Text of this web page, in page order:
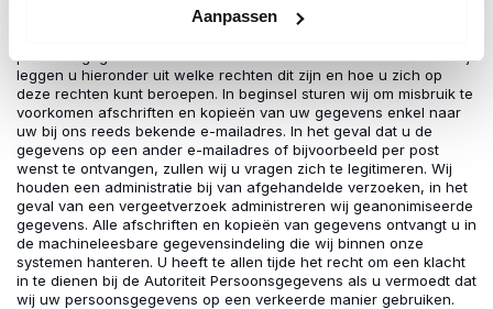
Aanpassen
Op grond van de geldende Nederlandse en Europese wetgeving
leggen u hieronder uit welke rechten dit zijn en hoe u zich op
deze rechten kunt beroepen. In beginsel sturen wij om misbruik te
voorkomen afschriften en kopieën van uw gegevens enkel naar
uw bij ons reeds bekende e-mailadres. In het geval dat u de
gegevens op een ander e-mailadres of bijvoorbeeld per post
wenst te ontvangen, zullen wij u vragen zich te legitimeren. Wij
houden een administratie bij van afgehandelde verzoeken, in het
geval van een vergeetverzoek administreren wij geanonimiseerde
gegevens. Alle afschriften en kopieën van gegevens ontvangt u in
de machineleesbare gegevensindeling die wij binnen onze
systemen hanteren. U heeft te allen tijde het recht om een klacht
in te dienen bij de Autoriteit Persoonsgegevens als u vermoedt dat
wij uw persoonsgegevens op een verkeerde manier gebruiken.